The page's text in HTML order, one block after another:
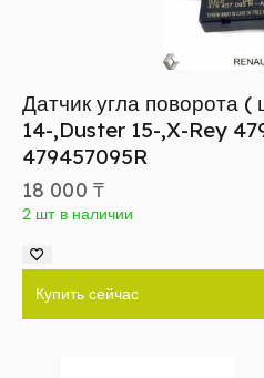
Датчик угла поворота
14-,Duster 15-,X-Rey
479457095R
18 000 ₸
2 шт в наличии
Купить сейчас